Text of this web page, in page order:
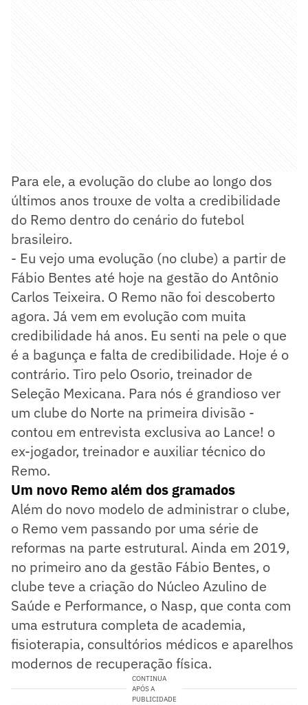
Para ele, a evolução do clube ao longo dos
últimos anos trouxe de volta a credibilidade
do Remo dentro do cenário do futebol
brasileiro.
- Eu vejo uma evolução (no clube) a partir de
Fábio Bentes até hoje na gestão do Antônio
Carlos Teixeira. O Remo não foi descoberto
agora. Já vem em evolução com muita
credibilidade há anos. Eu senti na pele o que
é a bagunça e falta de credibilidade. Hoje é o
contrário. Tiro pelo Osorio, treinador de
Seleção Mexicana. Para nós é grandioso ver
um clube do Norte na primeira divisão -
contou em entrevista exclusiva ao Lance! o
ex-jogador, treinador e auxiliar técnico do
Remo.
Um novo Remo além dos gramados
Além do novo modelo de administrar o clube,
o Remo vem passando por uma série de
reformas na parte estrutural. Ainda em 2019,
no primeiro ano da gestão Fábio Bentes, o
clube teve a criação do Núcleo Azulino de
Saúde e Performance, o Nasp, que conta com
uma estrutura completa de academia,
fisioterapia, consultórios médicos e aparelhos
modernos de recuperação física.
CONTINUA
APÓS A
PUBLICIDADE